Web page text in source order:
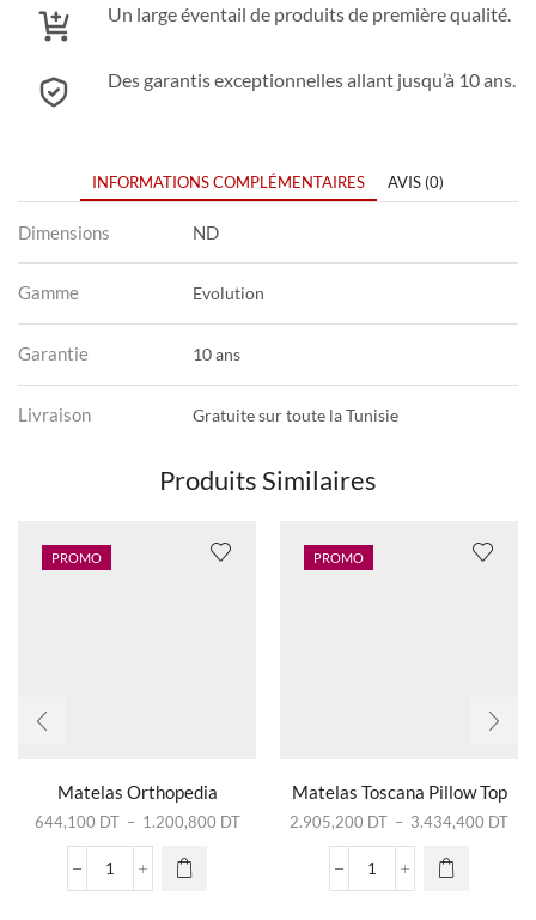
Un large éventail de produits de première qualité.
Des garantis exceptionnelles allant jusqu’à 10 ans.
INFORMATIONS COMPLÉMENTAIRES AVIS (0)
Dimensions ND
Gamme Evolution
Garantie 10 ans
Livraison Gratuite sur toute la Tunisie
Produits Similaires
PROMO
Matelas Orthopedia
644,100 DT – 1.200,800 DTPlage
quantité
plusieurs
Les
peuvent
PROMO
Matelas Toscana Pillow Top
2.905,200 DT – 3.434,400 DT
quantité
plusieurs
Les
peuvent